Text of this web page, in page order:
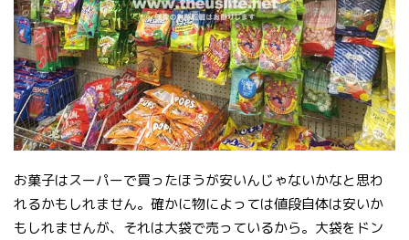
お菓子はスーパーで買ったほうが安いんじゃないかなと思わ
れるかもしれません。確かに物によっては値段自体は安いか
もしれませんが、それは大袋で売っているから。大袋をドン